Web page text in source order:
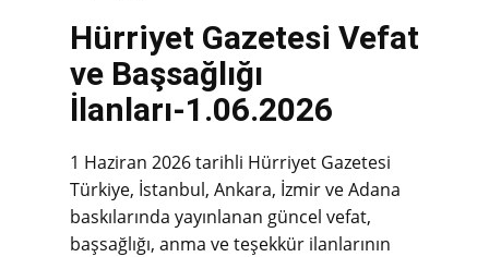
Hürriyet Gazetesi Vefat
ve Başsağlığı
İlanları-1.06.2026
1 Haziran 2026 tarihli Hürriyet Gazetesi
Türkiye, İstanbul, Ankara, İzmir ve Adana
baskılarında yayınlanan güncel vefat,
başsağlığı, anma ve teşekkür ilanlarının